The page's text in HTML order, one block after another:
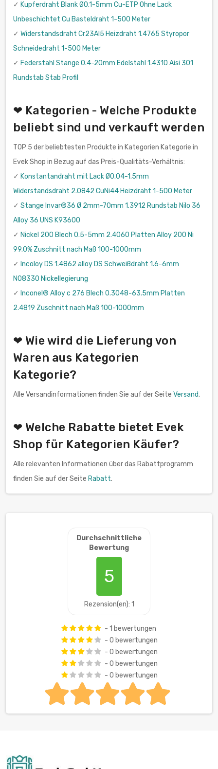
✓ Kupferdraht Blank Ø0.1-5mm Cu-ETP Ohne Lack
Unbeschichtet Cu Basteldraht 1-500 Meter
✓ Widerstandsdraht Cr23Al5 Heizdraht 1.4765 Styropor
Schneidedraht 1-500 Meter
✓ Federstahl Stange 0.4-20mm Edelstahl 1.4310 Aisi 301
Rundstab Stab Profil
❤ Kategorien - Welche Produkte
beliebt sind und verkauft werden
TOP 5 der beliebtesten Produkte in Kategorien Kategorie in
Evek Shop in Bezug auf das Preis-Qualitäts-Verhältnis:
✓ Konstantandraht mit Lack Ø0.04-1.5mm
Widerstandsdraht 2.0842 CuNi44 Heizdraht 1-500 Meter
✓ Stange Invar®36 Ø 2mm-70mm 1.3912 Rundstab Nilo 36
Alloy 36 UNS K93600
✓ Nickel 200 Blech 0.5-5mm 2.4060 Platten Alloy 200 Ni
99.0% Zuschnitt nach Maß 100-1000mm
✓ Incoloy DS 1.4862 alloy DS Schweißdraht 1.6-6mm
N08330 Nickellegierung
✓ Inconel® Alloy c 276 Blech 0.3048-63.5mm Platten
2.4819 Zuschnitt nach Maß 100-1000mm
❤ Wie wird die Lieferung von
Waren aus Kategorien
Kategorie?
Alle Versandinformationen finden Sie auf der Seite Versand.
❤ Welche Rabatte bietet Evek
Shop für Kategorien Käufer?
Alle relevanten Informationen über das Rabattprogramm
finden Sie auf der Seite Rabatt.
Durchschnittliche
Bewertung
5
Rezension(en): 1
- 1 bewertungen
- 0 bewertungen
- 0 bewertungen
- 0 bewertungen
- 0 bewertungen